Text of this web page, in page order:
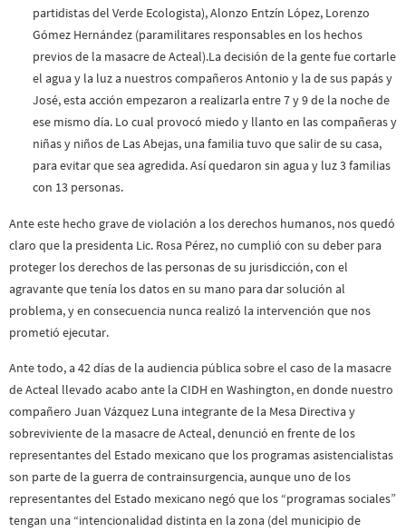
partidistas del Verde Ecologista), Alonzo Entzín López, Lorenzo
Gómez Hernández (paramilitares responsables en los hechos
previos de la masacre de Acteal).La decisión de la gente fue cortarle
el agua y la luz a nuestros compañeros Antonio y la de sus papás y
José, esta acción empezaron a realizarla entre 7 y 9 de la noche de
ese mismo día. Lo cual provocó miedo y llanto en las compañeras y
niñas y niños de Las Abejas, una familia tuvo que salir de su casa,
para evitar que sea agredida. Así quedaron sin agua y luz 3 familias
con 13 personas.
Ante este hecho grave de violación a los derechos humanos, nos quedó
claro que la presidenta Lic. Rosa Pérez, no cumplió con su deber para
proteger los derechos de las personas de su jurisdicción, con el
agravante que tenía los datos en su mano para dar solución al
problema, y en consecuencia nunca realizó la intervención que nos
prometió ejecutar.
Ante todo, a 42 días de la audiencia pública sobre el caso de la masacre
de Acteal llevado acabo ante la CIDH en Washington, en donde nuestro
compañero Juan Vázquez Luna integrante de la Mesa Directiva y
sobreviviente de la masacre de Acteal, denunció en frente de los
representantes del Estado mexicano que los programas asistencialistas
son parte de la guerra de contrainsurgencia, aunque uno de los
representantes del Estado mexicano negó que los “programas sociales”
tengan una “intencionalidad distinta en la zona (del municipio de